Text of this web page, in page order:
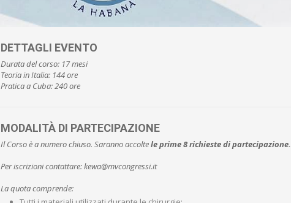
DETTAGLI EVENTO
Durata del corso: 17 mesi
Teoria in Italia: 144 ore
Pratica a Cuba: 240 ore
MODALITÀ DI PARTECIPAZIONE
Il Corso è a numero chiuso. Saranno accoltele prime 8 richieste di partecipazione.
Per iscrizioni contattare: kewa@mvcongressi.it
La quota comprende: